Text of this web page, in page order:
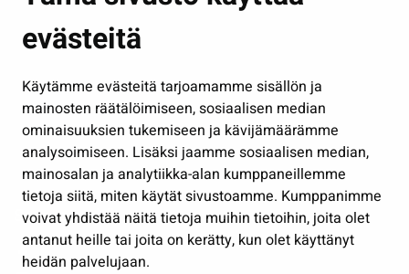
evästeitä
Käytämme evästeitä tarjoamamme sisällön ja
mainosten räätälöimiseen, sosiaalisen median
ominaisuuksien tukemiseen ja kävijämäärämme
analysoimiseen. Lisäksi jaamme sosiaalisen median,
mainosalan ja analytiikka-alan kumppaneillemme
tietoja siitä, miten käytät sivustoamme. Kumppanimme
voivat yhdistää näitä tietoja muihin tietoihin, joita olet
antanut heille tai joita on kerätty, kun olet käyttänyt
heidän palvelujaan.
Kasvatus ja opetus
Kulttuuri ja liikunta
Työ ja yrittäminen
Osallistu ja asioi
Näytä omat evästeasetukseni
Seuraa meitä